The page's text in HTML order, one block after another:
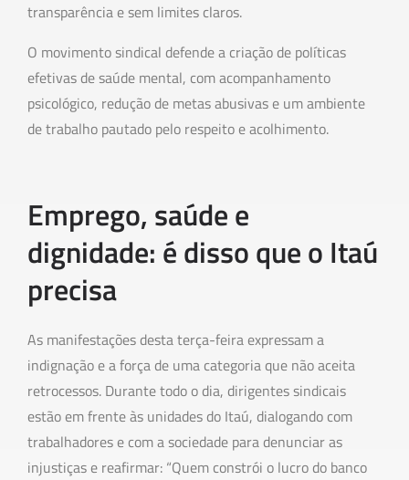
transparência e sem limites claros.
O movimento sindical defende a criação de políticas
efetivas de saúde mental, com acompanhamento
psicológico, redução de metas abusivas e um ambiente
de trabalho pautado pelo respeito e acolhimento.
Emprego, saúde e
dignidade: é disso que o Itaú
precisa
As manifestações desta terça-feira expressam a
indignação e a força de uma categoria que não aceita
retrocessos. Durante todo o dia, dirigentes sindicais
estão em frente às unidades do Itaú, dialogando com
trabalhadores e com a sociedade para denunciar as
injustiças e reafirmar: “Quem constrói o lucro do banco